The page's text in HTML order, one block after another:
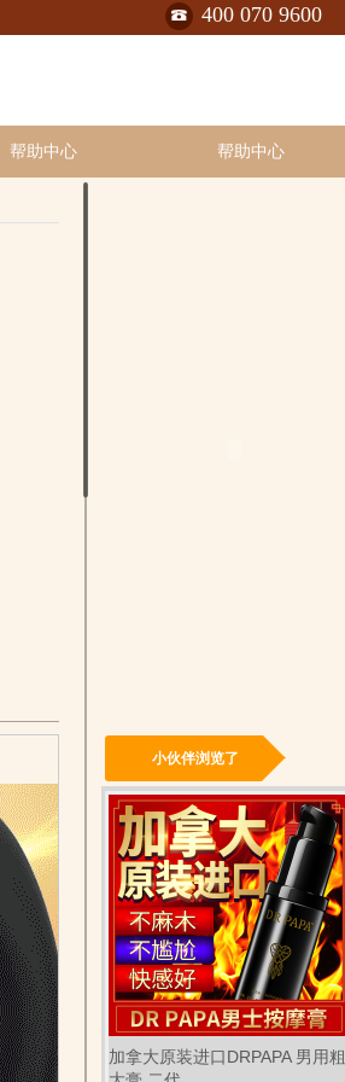
400 070 9600
帮助中心 帮助中心
小伙伴浏览了
加拿大原装进口DRPAPA 男用粗